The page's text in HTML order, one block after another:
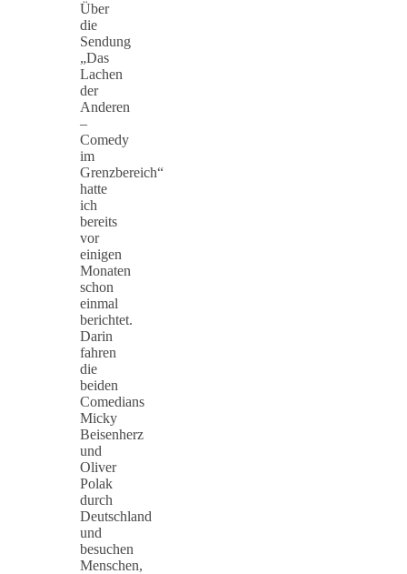
Über
die
Sendung
„Das
Lachen
der
Anderen
–
Comedy
im
Grenzbereich“
hatte
ich
bereits
vor
einigen
Monaten
schon
einmal
berichtet.
Darin
fahren
die
beiden
Comedians
Micky
Beisenherz
und
Oliver
Polak
durch
Deutschland
und
besuchen
Menschen,